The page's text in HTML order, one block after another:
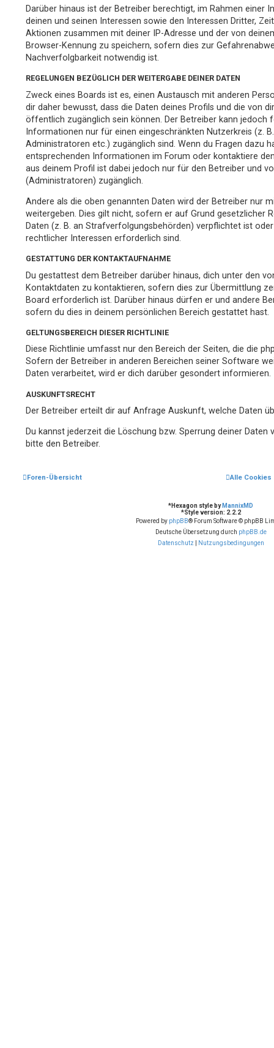
Darüber hinaus ist der Betreiber berechtigt, im Rahmen einer
deinen und seinen Interessen sowie den Interessen Dritter,
Aktionen zusammen mit deiner IP-Adresse und der von
Browser-Kennung zu speichern, sofern dies zur
Nachverfolgbarkeit notwendig ist.
REGELUNGEN BEZÜGLICH DER WEITERGABE DEINER DATEN
Zweck eines Boards ist es, einen Austausch mit anderen
dir daher bewusst, dass die Daten deines Profils und die von
öffentlich zugänglich sein können. Der Betreiber kann jedoch
Informationen nur für einen eingeschränkten Nutzerkreis (z.
Administratoren etc.) zugänglich sind. Wenn du Fragen dazu
entsprechenden Informationen im Forum oder kontaktiere
aus deinem Profil ist dabei jedoch nur für den Betreiber und
(Administratoren) zugänglich.
Andere als die oben genannten Daten wird der Betreiber nur
weitergeben. Dies gilt nicht, sofern er auf Grund gesetzlicher
Daten (z. B. an Strafverfolgungsbehörden) verpflichtet ist
rechtlicher Interessen erforderlich sind.
GESTATTUNG DER KONTAKTAUFNAHME
Du gestattest dem Betreiber darüber hinaus, dich unter den
Kontaktdaten zu kontaktieren, sofern dies zur Übermittlung
Board erforderlich ist. Darüber hinaus dürfen er und andere
sofern du dies in deinem persönlichen Bereich gestattet hast.
GELTUNGSBEREICH DIESER RICHTLINIE
Diese Richtlinie umfasst nur den Bereich der Seiten, die die
Sofern der Betreiber in anderen Bereichen seiner Software
Daten verarbeitet, wird er dich darüber gesondert informieren.
AUSKUNFTSRECHT
Der Betreiber erteilt dir auf Anfrage Auskunft, welche Daten
Du kannst jederzeit die Löschung bzw. Sperrung deiner Daten
bitte den Betreiber.
Foren-Übersicht Alle
*Hexagon style by MannixMD
*Style version: 2.2.2
Powered by phpBB® Forum Software © phpBB
Deutsche Übersetzung durch phpBB.de
Datenschutz
Nutzungsbedingungen